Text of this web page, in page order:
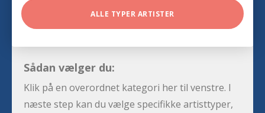
ALLE TYPER ARTISTER
Sådan vælger du:
Klik på en overordnet kategori her til venstre. I
næste step kan du vælge specifikke artisttyper,